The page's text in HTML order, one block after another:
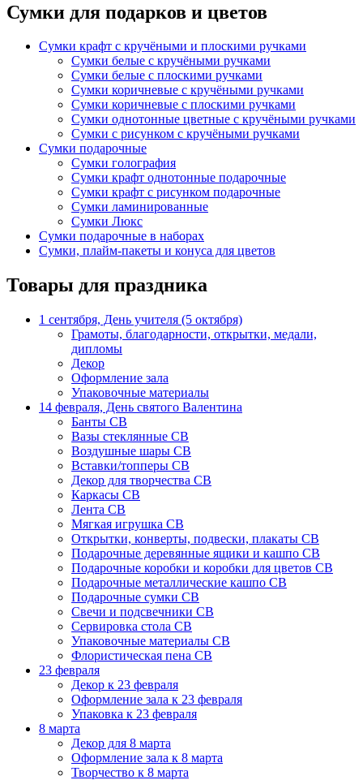
Сумки для подарков и цветов
Сумки крафт с кручёными и плоскими ручками
Сумки белые с кручёными ручками
Сумки белые с плоскими ручками
Сумки коричневые с кручёными ручками
Сумки коричневые с плоскими ручками
Сумки однотонные цветные с кручёными ручками
Сумки с рисунком с кручёными ручками
Сумки подарочные
Сумки голография
Сумки крафт однотонные подарочные
Сумки крафт с рисунком подарочные
Сумки ламинированные
Сумки Люкс
Сумки подарочные в наборах
Сумки, плайм-пакеты и конуса для цветов
Товары для праздника
1 сентября, День учителя (5 октября)
Грамоты, благодарности, открытки, медали,
дипломы
Декор
Оформление зала
Упаковочные материалы
14 февраля, День святого Валентина
Банты СВ
Вазы стеклянные СВ
Воздушные шары СВ
Вставки/топперы СВ
Декор для творчества СВ
Каркасы СВ
Лента СВ
Мягкая игрушка СВ
Открытки, конверты, подвески, плакаты СВ
Подарочные деревянные ящики и кашпо СВ
Подарочные коробки и коробки для цветов СВ
Подарочные металлические кашпо СВ
Подарочные сумки СВ
Свечи и подсвечники СВ
Сервировка стола СВ
Упаковочные материалы СВ
Флористическая пена СВ
23 февраля
Декор к 23 февраля
Оформление зала к 23 февраля
Упаковка к 23 февраля
8 марта
Декор для 8 марта
Оформление зала к 8 марта
Творчество к 8 марта